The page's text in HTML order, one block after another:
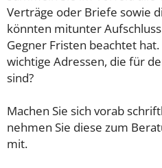
Verträge oder Briefe sowie
könnten mitunter
Gegner Fristen beachtet
wichtige Adressen, die für
sind?
Machen Sie sich vorab
nehmen Sie diese zum
mit.